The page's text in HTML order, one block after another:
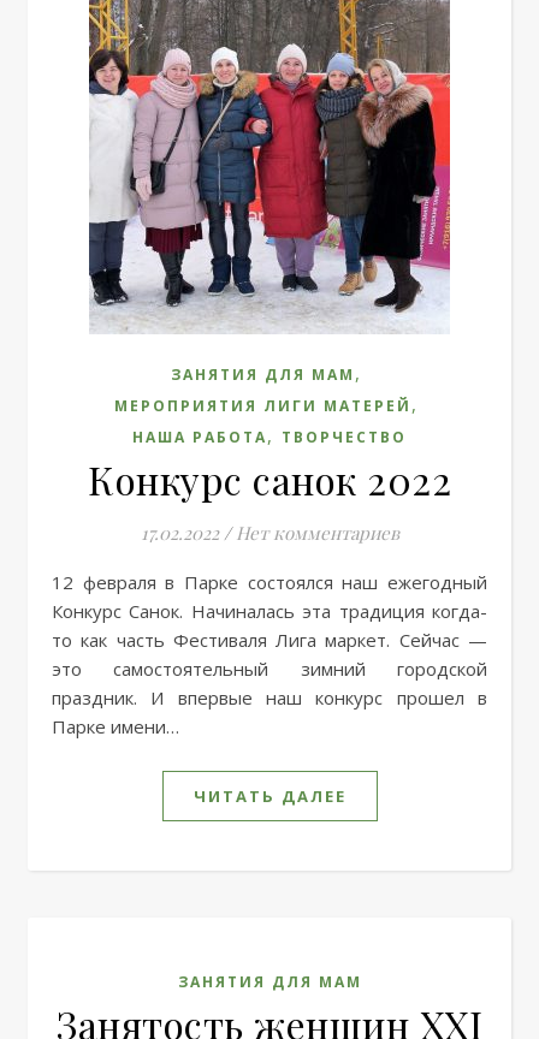
ЗАНЯТИЯ ДЛЯ МАМ ,
МЕРОПРИЯТИЯ ЛИГИ МАТЕРЕЙ ,
НАША РАБОТА, ТВОРЧЕСТВО
Конкурс санок 2022
17.02.2022 / Нет комментариев
12 февраля в Парке состоялся наш ежегодный
Конкурс Санок. Начиналась эта традиция когда-
то как часть Фестиваля Лига маркет. Сейчас —
это самостоятельный зимний городской
праздник. И впервые наш конкурс прошел в
Парке имени…
ЧИТАТЬ ДАЛЕЕ
ЗАНЯТИЯ ДЛЯ МАМ
Занятость женщин XXI